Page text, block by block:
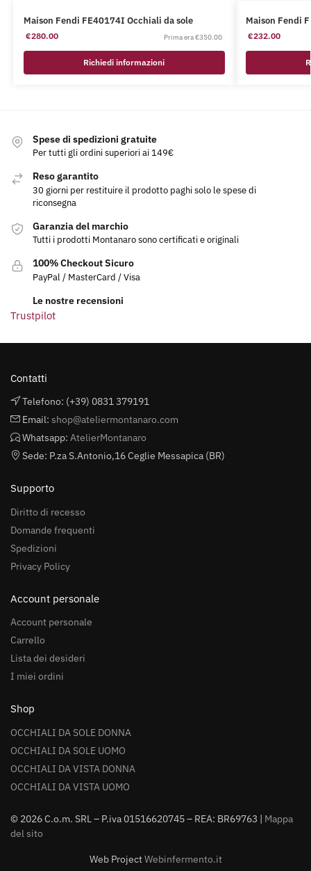
Maison Fendi FE40174I Occhiali da sole
€350.00
€280.00
Richiedi informazioni
Maison Fendi
€232.00
Spese di spedizioni gratuite
Per tutti gli ordini superiori ai 149€
Reso garantito
30 giorni per restituire il prodotto paghi solo le spese di
riconsegna
Garanzia del marchio
Tutti i prodotti Montanaro sono certificati e originali
100% Checkout Sicuro
PayPal / MasterCard / Visa
Le nostre recensioni
Trustpilot
Contatti
Telefono: (+39) 0831 379191
Email: shop@ateliermontanaro.com
Whatsapp: AtelierMontanaro
Sede: P.za S.Antonio,16 Ceglie Messapica (BR)
Supporto
Diritto di recesso
Domande frequenti
Spedizioni
Privacy Policy
Account personale
Account personale
Carrello
Lista dei desideri
I miei ordini
Shop
OCCHIALI DA SOLE DONNA
OCCHIALI DA SOLE UOMO
OCCHIALI DA VISTA DONNA
OCCHIALI DA VISTA UOMO
© 2026 C.o.m. SRL – P.iva 01516620745 – REA: BR69763 | Mappa
del sito
Web ProjectWebinfermento.it